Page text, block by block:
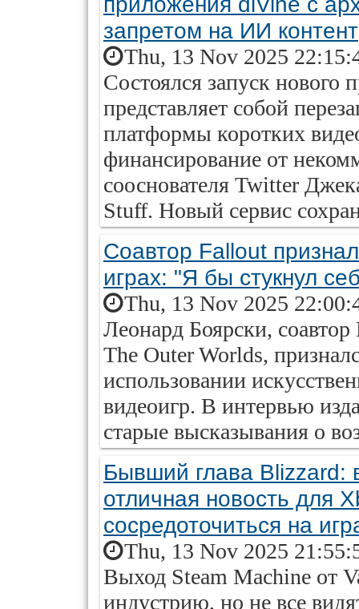
запретом на ИИ контент
Thu, 13 Nov 2025
Состоялся запуск нового
представляет собой
платформы коротких
финансирование от
сооснователя Twitter
Stuff. Новый сервис
Соавтор Fallout
играх: "Я бы стукнул
Thu, 13 Nov 2025
Леонард Боярски,
The Outer Worlds,
использовании
видеоигр. В интервью
старые высказывания о
Бывший глава Blizzard:
отличная новость для
сосредоточиться на
Thu, 13 Nov 2025
Выход Steam Machine от
индустрию, но не все